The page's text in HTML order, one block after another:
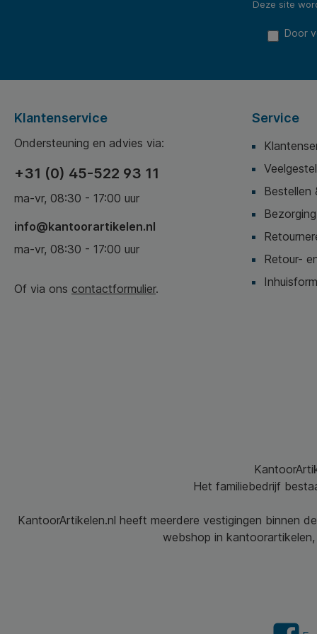
warm water. * Het brede platform biedt volop ruimte
elkaar plaatsen. * De niet-giftige materialen zijn
onafhankelijk gecertificeerd op het gebied van
met een geraffineerd ontwerp en duurzame
Deze site
Door
Klantenservice
Ondersteuning en advies via:
+31 (0) 45-522 93 11
ma-vr, 08:30 - 17:00 uur
info@kantoorartikelen.nl
ma-vr, 08:30 - 17:00 uur
Of via ons contactformulier.
Service
Bestellen
Retour-
Het familiebedrijf
KantoorArtikelen.nl heeft meerdere vestigingen binnen
webshop in